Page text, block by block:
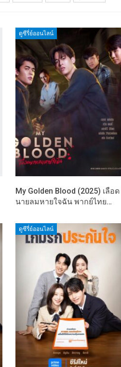
ดูซีรี่ย์ออนไลน์
My Golden Blood (2025) เลือด
นายลมหายใจฉัน พากย์ไทย…
ดูซีรี่ย์ออนไลน์